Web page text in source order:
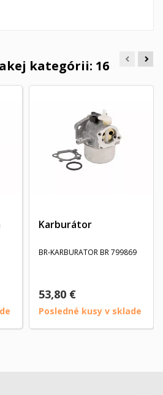
kategórii: 16
Karburátor
BR-KARBURATOR BR 799869
53,80 €
Posledné kusy v sklade